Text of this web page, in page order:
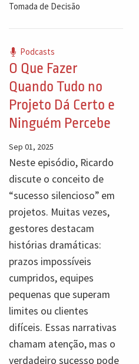
Tomada de Decisão
Podcasts
O Que Fazer
Quando Tudo no
Projeto Dá Certo e
Ninguém Percebe
Sep 01, 2025
Neste episódio, Ricardo
discute o conceito de
“sucesso silencioso” em
projetos. Muitas vezes,
gestores destacam
histórias dramáticas:
prazos impossíveis
cumpridos, equipes
pequenas que superam
limites ou clientes
difíceis. Essas narrativas
chamam atenção, mas o
verdadeiro sucesso pode